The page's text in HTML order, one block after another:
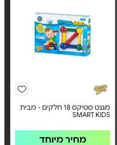
מגנט סטיקס 18 חלקים - מבית
SMART KIDS
מחיר מיוחד